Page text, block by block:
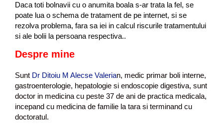
Daca toti bolnavii cu o anumita boala s-ar trata la fel, se
poate lua o schema de tratament de pe internet, si se
rezolva problema, fara sa iei in calcul riscurile tratamentului
si ale bolii la persoana respectiva..
Despre mine
Sunt Dr Ditoiu M Alecse Valerian, medic primar boli interne,
gastroenterologie, hepatologie si endoscopie digestiva, sunt
doctor in medicina cu peste 37 de ani de practica medicala,
incepand cu medicina de familie la tara si terminand cu
doctoratul.